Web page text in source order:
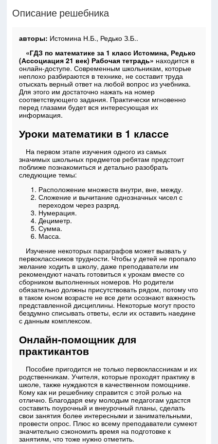
Описание решебника
авторы: Истомина Н.Б., Редько З.Б..
«ГДЗ по математике за 1 класс Истомина, Редько
(Ассоциация 21 век) Рабочая тетрадь» находится в
онлайн-доступе. Современным школьникам, которые
неплохо разбираются в технике, не составит труда
отыскать верный ответ на любой вопрос из учебника.
Для этого им достаточно нажать на номер
соответствующего задания. Практически мгновенно
перед глазами будет вся интересующая их
информация.
Уроки математики в 1 классе
На первом этапе изучения одного из самых
значимых школьных предметов ребятам предстоит
поближе познакомиться и детально разобрать
следующие темы:
Расположение множеств внутри, вне, между.
Сложение и вычитание однозначных чисел с
переходом через разряд.
Нумерация.
Дециметр.
Сумма.
Масса.
Изучение некоторых параграфов может вызвать у
первоклассников трудности. Чтобы у детей не пропало
желание ходить в школу, даже преподаватели им
рекомендуют начать готовиться к урокам вместе со
сборником выполненных номеров. Но родители
обязательно должны присутствовать рядом, потому что
в таком юном возрасте не все дети осознают важность
представленной дисциплины. Некоторые могут просто
бездумно списывать ответы, если их оставить наедине
с данным комплексом.
Онлайн-помощник для
практикантов
Пособие пригодится не только первоклассникам и их
родственникам. Учителя, которые проходят практику в
школе, также нуждаются в качественном помощнике.
Кому как ни решебнику справится с этой ролью на
отлично. Благодаря ему молодым педагогам удастся
составить поурочный и внеурочный планы, сделать
свои занятия более интересными и занимательными,
провести опрос. Плюс ко всему преподаватели сумеют
значительно сэкономить время на подготовке к
занятиям, что тоже нужно отметить.